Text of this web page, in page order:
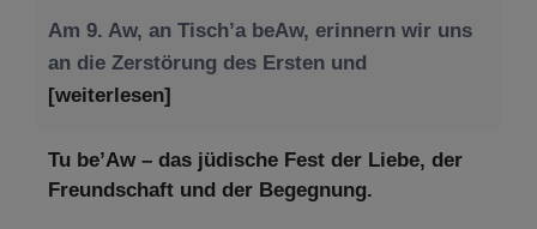
Am 9. Aw, an Tisch’a beAw, erinnern wir uns
an die Zerstörung des Ersten und
[weiterlesen]
Tu be’Aw – das jüdische Fest der Liebe, der
Freundschaft und der Begegnung.